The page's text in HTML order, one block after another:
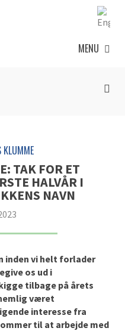
MENU
KLUMME
TAK FOR ET
HALVÅR I
NAVN
inden vi helt forlader
os ud i
tilbage på årets
været
interesse fra
til at arbejde med